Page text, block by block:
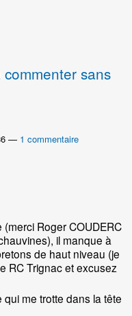
sans
— 1 commentaire
Roger COUDERC
il manque à
de haut niveau (je
RC Trignac et excusez
me trotte dans la tête